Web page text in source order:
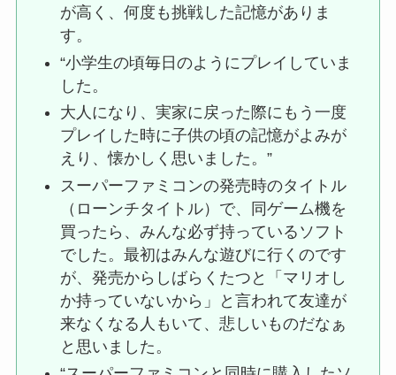
が高く、何度も挑戦した記憶がありま
す。
“小学生の頃毎日のようにプレイしていま
した。
大人になり、実家に戻った際にもう一度
プレイした時に子供の頃の記憶がよみが
えり、懐かしく思いました。”
スーパーファミコンの発売時のタイトル
（ローンチタイトル）で、同ゲーム機を
買ったら、みんな必ず持っているソフト
でした。最初はみんな遊びに行くのです
が、発売からしばらくたつと「マリオし
か持っていないから」と言われて友達が
来なくなる人もいて、悲しいものだなぁ
と思いました。